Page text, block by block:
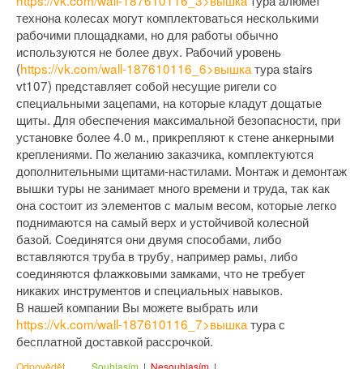
технона колесах могут комплектоваться несколькими
рабочими площадками, но для работы обычно
используются не более двух. Рабочий уровень
(https://vk.com/wall-187610116_6>вышкатура stairs
vt107) представляет собой несущие ригели со
специальными зацепами, на которые кладут дощатые
щиты. Для обеспечения максимальной безопасности, при
установке более 4.0 м., прикрепляют к стене анкерными
креплениями. По желанию заказчика, комплектуются
дополнительными щитами-настилами. Монтаж и демонтаж
вышки туры не занимает много времени и труда, так как
она состоит из элементов с малым весом, которые легко
поднимаются на самый верх и устойчивой колесной
базой. Соединятся они двумя способами, либо
вставляются труба в трубу, например рамы, либо
соединяются флажковыми замками, что не требует
никаких инструментов и специальных навыков.
В нашей компании Вы можете выбрать или
https://vk.com/wall-187610116_7>вышкатура с
бесплатной доставкой рассрочкой.